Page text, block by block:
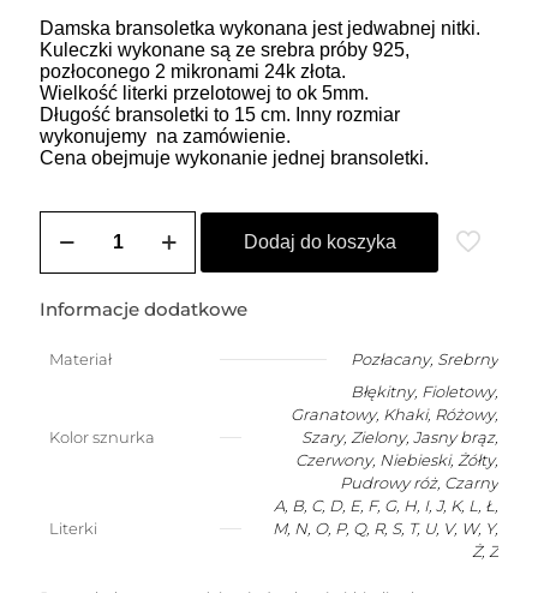
Damska bransoletka wykonana jest jedwabnej nitki.
Kuleczki wykonane są ze srebra próby 925,
pozłoconego 2 mikronami 24k złota.
Wielkość literki przelotowej to ok 5mm.
Długość bransoletki to 15 cm. Inny rozmiar
wykonujemy na zamówienie.
Cena obejmuje wykonanie jednej bransoletki.
Bransoletka
niemowlaka
dowolną
literką
Dodaj do koszyka
Informacje dodatkowe
Materiał Pozłacany, Srebrny
Kolor sznurka
Błękitny, Fioletowy,
Granatowy, Khaki, Różowy,
Szary, Zielony, Jasny brąz,
Czerwony, Niebieski, Żółty,
Pudrowy róż, Czarny
Literki
A, B, C, D, E, F, G, H, I, J, K, L, Ł,
M, N, O, P, Q, R, S, T, U, V, W, Y,
Ż, Z